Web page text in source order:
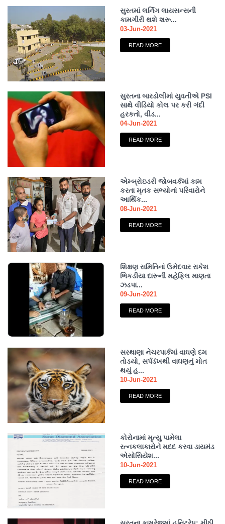
સુરતમાં લર્નિંગ લાયસન્સની
કામગીરી થશે શરૂ...
03-Jun-2021
READ MORE
સુરતના બારડોલીમાં યુવતીએ PSI
સાથે વીડિયો કોલ પર કરી ગંદી
હરકતો, વીડ...
04-Jun-2021
READ MORE
એમ્બ્રોઇડરી જોબવર્કમાં કામ
કરતા મૃતક સભ્યોનાં પરિવારોને
આર્થિક...
08-Jun-2021
READ MORE
શિક્ષણ સમિતિનાં ઉમેદવાર રાકેશ
ભિકડીયા દારૂની મહેફિલ માણતા
ઝડપા...
09-Jun-2021
READ MORE
સરથાણા નેચરપાર્કમાં વાઘણે દમ
તોડયો, સર્પડંખથી વાઘણનું મોત
થયું હ...
10-Jun-2021
READ MORE
કોરોનામાં મૃત્યુ પામેલા
રત્નકલાકારોને મદદ કરવા ડાયમંડ
એસોસિયેશ...
10-Jun-2021
READ MORE